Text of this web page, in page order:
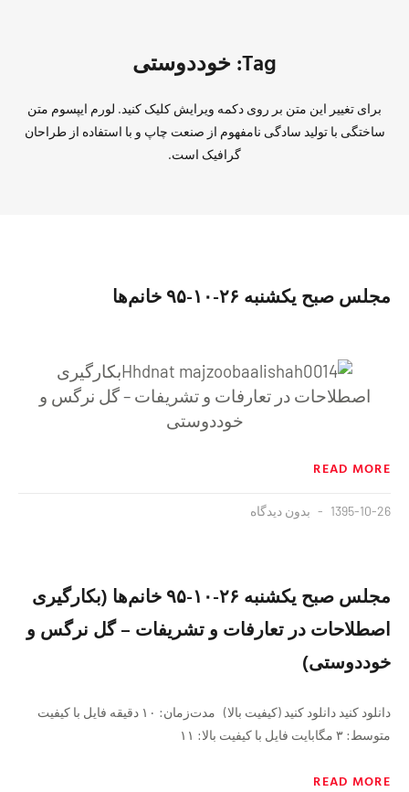
Tag: خوددوستی
برای تغییر این متن بر روی دکمه ویرایش کلیک کنید. لورم ایپسوم متن
ساختگی با تولید سادگی نامفهوم از صنعت چاپ و با استفاده از طراحان
گرافیک است.
مجلس صبح یکشنبه ٢۶-١٠-٩۵ خانم‌ها
بکارگیری
اصطلاحات در تعارفات و تشریفات – گل نرگس و
خوددوستی
READ MORE
1395-10-26 بدون دیدگاه
مجلس صبح یکشنبه ٢۶-١٠-٩۵ خانم‌ها (بکارگیری
اصطلاحات در تعارفات و تشریفات – گل نرگس و
خوددوستی)
دانلود کنید دانلود کنید (کیفیت بالا) مدت‌زمان: ١٠ دقيقه فايل با کیفیت
متوسط: ۳ مگابایت فايل با کیفیت بالا: ١١
READ MORE